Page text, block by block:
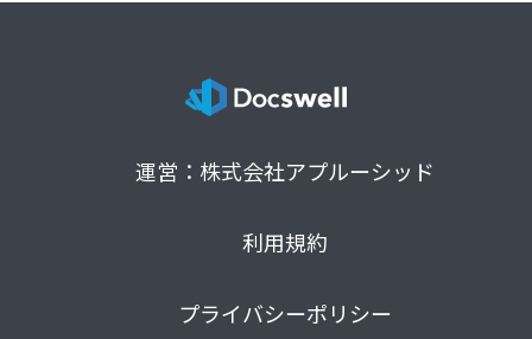
運営：株式会社アプルーシッド
利用規約
プライバシーポリシー